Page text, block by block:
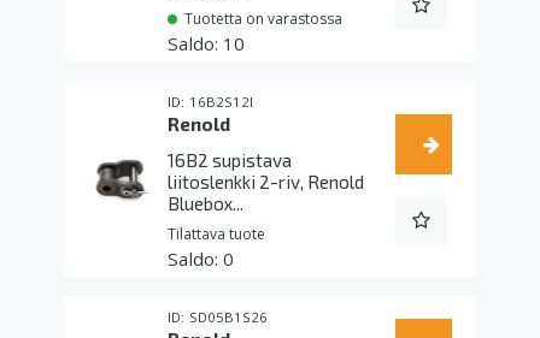
Tuotetta on varastossa
10
16B2S12I
Renold
16B2 supistava
liitoslenkki 2-riv, Renold
Bluebox...
Tilattava tuote
0
SD05B1S26